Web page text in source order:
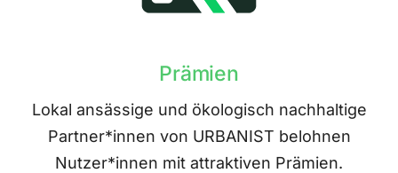
Prämien
Lokal ansässige und ökologisch nachhaltige
Partner*innen von URBANIST belohnen
Nutzer*innen mit attraktiven Prämien.